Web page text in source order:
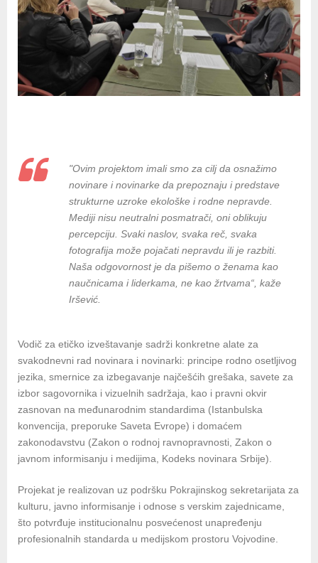
"Ovim projektom imali smo za cilj da osnažimo
novinare i novinarke da prepoznaju i predstave
strukturne uzroke ekološke i rodne nepravde.
Mediji nisu neutralni posmatrači, oni oblikuju
percepciju. Svaki naslov, svaka reč, svaka
fotografija može pojačati nepravdu ili je razbiti.
Naša odgovornost je da pišemo o ženama kao
naučnicama i liderkama, ne kao žrtvama“, kaže
Iršević.
Vodič za etičko izveštavanje sadrži konkretne alate za
svakodnevni rad novinara i novinarki: principe rodno osetljivog
jezika, smernice za izbegavanje najčešćih grešaka, savete za
izbor sagovornika i vizuelnih sadržaja, kao i pravni okvir
zasnovan na međunarodnim standardima (Istanbulska
konvencija, preporuke Saveta Evrope) i domaćem
zakonodavstvu (Zakon o rodnoj ravnopravnosti, Zakon o
javnom informisanju i medijima, Kodeks novinara Srbije).
Projekat je realizovan uz podršku Pokrajinskog sekretarijata za
kulturu, javno informisanje i odnose s verskim zajednicame,
što potvrđuje institucionalnu posvećenost unapređenju
profesionalnih standarda u medijskom prostoru Vojvodine.